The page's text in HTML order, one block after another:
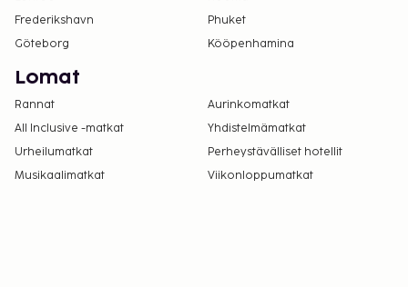
Uima-allasta voi käyttää klo 10.00–18.00.
Frederikshavn
Phuket
Göteborg
Kööpenhamina
Lomat
Rannat
Aurinkomatkat
All Inclusive -matkat
Yhdistelmämatkat
Urheilumatkat
Perheystävälliset hotellit
Musikaalimatkat
Viikonloppumatkat